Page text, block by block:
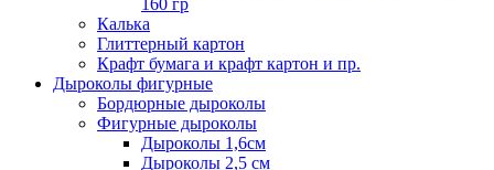
Калька
Глиттерный картон
Крафт бумага и крафт картон и пр.
Дыроколы фигурные
Бордюрные дыроколы
Фигурные дыроколы
Дыроколы 1,6см
Дыроколы 2,5 см